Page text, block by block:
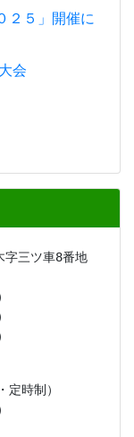
２５」開催に
会
三ツ車8番地
時制）